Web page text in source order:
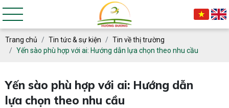
Trang chủ Tin tức & sự kiện
Tin về thị trường
Yến sào phù hợp với ai: Hướng dẫn lựa chọn theo nhu cầu
Yến sào phù hợp với ai: Hướng dẫn
lựa chọn theo nhu cầu